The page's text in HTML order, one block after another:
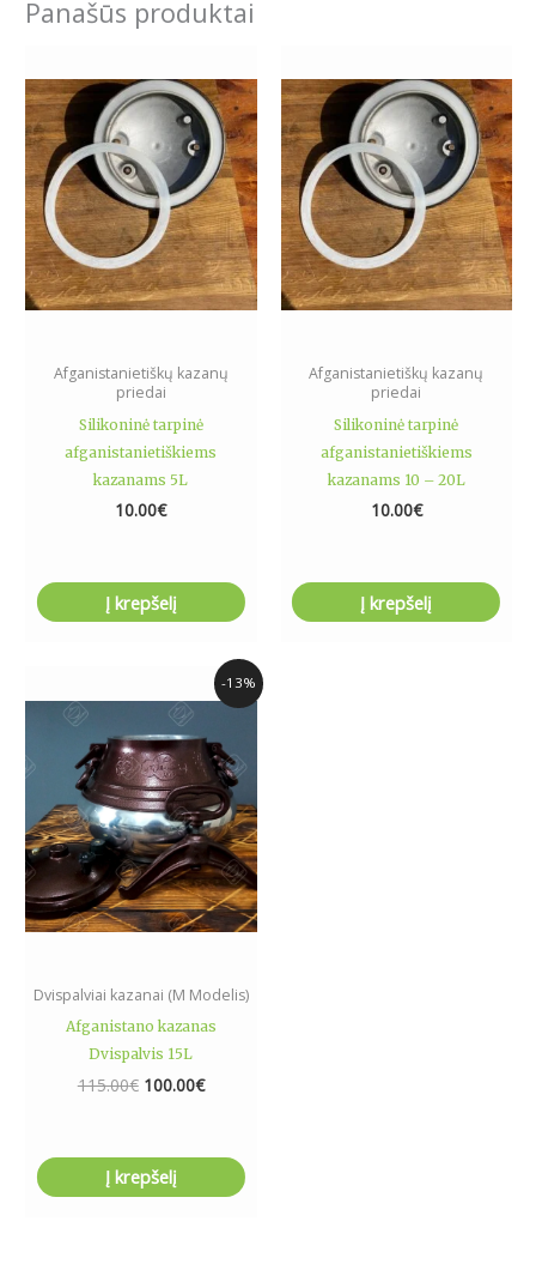
Panašūs produktai
Afganistanietiškų kazanų
priedai
Silikoninė tarpinė
afganistanietiškiems
kazanams 5L
10.00€
Į krepšelį
Afganistanietiškų kazanų
priedai
Silikoninė tarpinė
afganistanietiškiems
kazanams 10 – 20L
10.00€
Į krepšelį
-13%
Dvispalviai kazanai (M Modelis)
Afganistano kazanas
Dvispalvis 15L
115.00€
price
was:
115.00€.
100.00€
Current
price
100.00€.
Į krepšelį